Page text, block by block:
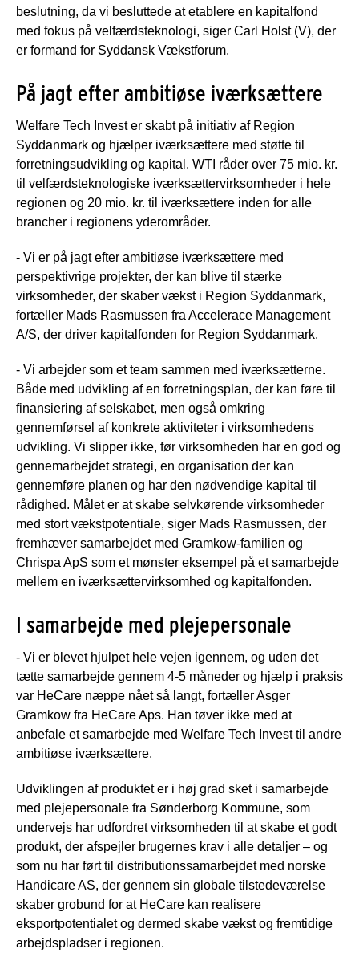
beslutning, da vi besluttede at etablere en kapitalfond
med fokus på velfærdsteknologi, siger Carl Holst (V), der
er formand for Syddansk Vækstforum.
På jagt efter ambitiøse iværksættere
Welfare Tech Invest er skabt på initiativ af Region
Syddanmark og hjælper iværksættere med støtte til
forretningsudvikling og kapital. WTI råder over 75 mio. kr.
til velfærdsteknologiske iværksættervirksomheder i hele
regionen og 20 mio. kr. til iværksættere inden for alle
brancher i regionens yderområder.
- Vi er på jagt efter ambitiøse iværksættere med
perspektivrige projekter, der kan blive til stærke
virksomheder, der skaber vækst i Region Syddanmark,
fortæller Mads Rasmussen fra Accelerace Management
A/S, der driver kapitalfonden for Region Syddanmark.
- Vi arbejder som et team sammen med iværksætterne.
Både med udvikling af en forretningsplan, der kan føre til
finansiering af selskabet, men også omkring
gennemførsel af konkrete aktiviteter i virksomhedens
udvikling. Vi slipper ikke, før virksomheden har en god og
gennemarbejdet strategi, en organisation der kan
gennemføre planen og har den nødvendige kapital til
rådighed. Målet er at skabe selvkørende virksomheder
med stort vækstpotentiale, siger Mads Rasmussen, der
fremhæver samarbejdet med Gramkow-familien og
Chrispa ApS som et mønster eksempel på et samarbejde
mellem en iværksættervirksomhed og kapitalfonden.
I samarbejde med plejepersonale
- Vi er blevet hjulpet hele vejen igennem, og uden det
tætte samarbejde gennem 4-5 måneder og hjælp i praksis
var HeCare næppe nået så langt, fortæller Asger
Gramkow fra HeCare Aps. Han tøver ikke med at
anbefale et samarbejde med Welfare Tech Invest til andre
ambitiøse iværksættere.
Udviklingen af produktet er i høj grad sket i samarbejde
med plejepersonale fra Sønderborg Kommune, som
undervejs har udfordret virksomheden til at skabe et godt
produkt, der afspejler brugernes krav i alle detaljer – og
som nu har ført til distributionssamarbejdet med norske
Handicare AS, der gennem sin globale tilstedeværelse
skaber grobund for at HeCare kan realisere
eksportpotentialet og dermed skabe vækst og fremtidige
arbejdspladser i regionen.